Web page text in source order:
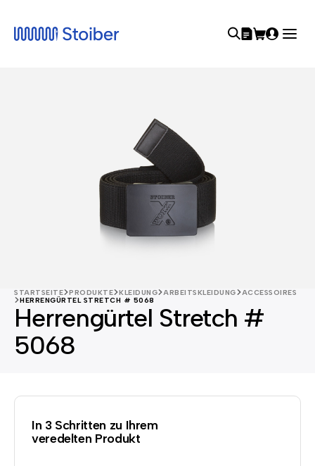
STARTSEITE PRODUKTE KLEIDUNG ARBEITSKLEIDUNG
ACCESSOIRES
HERRENGÜRTEL STRETCH # 5068
Herrengürtel Stretch #
5068
In 3 Schritten zu Ihrem
veredelten Produkt